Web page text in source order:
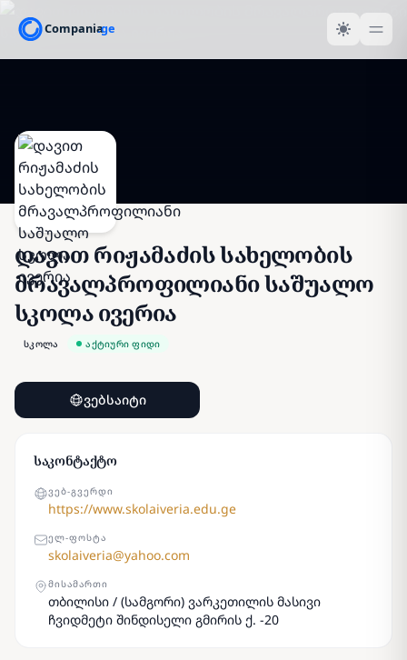
დავით რიჟამაძის სახელობის
მრავალპროფილიანი საშუალო
სკოლა ივერია
სკოლა აქტიური ფიდი
ვებსაიტი
საკონტაქტო
ᲕᲔᲑ-ᲒᲕᲔᲠᲓᲘ
https://www.skolaiveria.edu.ge
ᲔᲚ-ᲤᲝᲡᲢᲐ
skolaiveria@yahoo.com
ᲛᲘᲡᲐᲛᲐᲠᲗᲘ
თბილისი / (სამგორი) ვარკეთილის მასივი
ჩვიდმეტი შინდისელი გმირის ქ. -20